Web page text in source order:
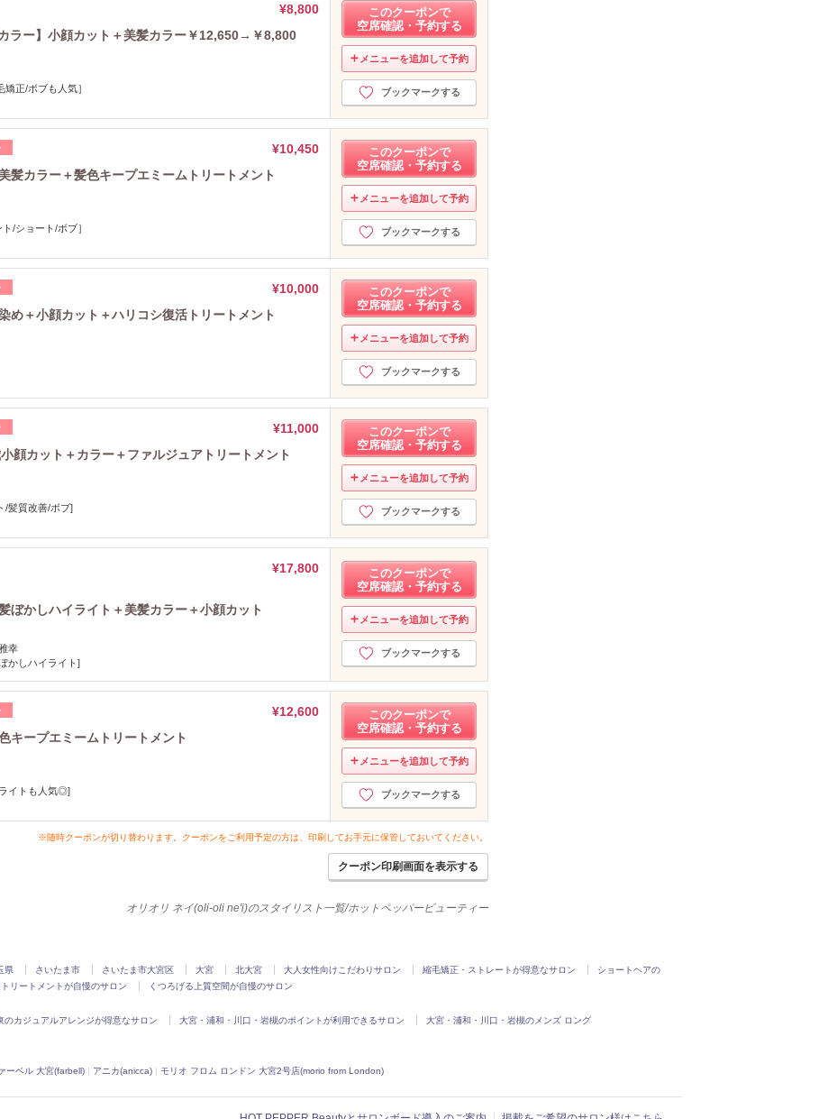
¥8,800
ラー】小顔カット＋美髪カラー￥12,650→￥8,800
正/ボブも人気］
このクーポンで
空席確認・予約する
メニューを追加して予約
ブックマークする
¥10,450
髪カラー＋髪色キープエミームトリートメント
/ショート/ボブ］
このクーポンで
空席確認・予約する
メニューを追加して予約
ブックマークする
¥10,000
め＋小顔カット＋ハリコシ復活トリートメント
このクーポンで
空席確認・予約する
メニューを追加して予約
ブックマークする
¥11,000
顔カット＋カラー＋ファルジュアトリートメント
/髪質改善/ボブ]
このクーポンで
空席確認・予約する
メニューを追加して予約
ブックマークする
¥17,800
ぼかしハイライト＋美髪カラー＋小顔カット
幸
かしハイライト]
このクーポンで
空席確認・予約する
メニューを追加して予約
ブックマークする
¥12,600
キープエミームトリートメント
イトも人気◎]
このクーポンで
空席確認・予約する
メニューを追加して予約
ブックマークする
※随時クーポンが切り替わります。クーポンをご利用予定の方は、印刷してお手元に保管しておいてください。
クーポン印刷画面を表示する
オリオリ ネイ(oli-oli ne'i)のスタイリスト一覧/ホットペッパービューティー
県 さいたま市 さいたま市大宮区 大宮 北大宮 大人女性向けこだわりサロン 縮毛矯正・ストレートが得意なサロン
ショートヘアの
リートメントが自慢のサロン くつろげる上質空間が自慢のサロン
のカジュアルアレンジが得意なサロン 大宮・浦和・川口・岩槻のポイントが利用できるサロン 大宮・浦和・川口・岩槻のメンズ ロング
ーベル 大宮(farbell) | アニカ(anicca) | モリオ フロム ロンドン 大宮2号店(morio from London)